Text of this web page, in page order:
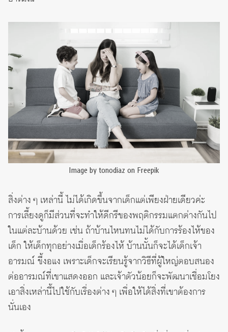
Image by tonodiaz on Freepik
สิ่งต่าง ๆ เหล่านี้ ไม่ได้เกิดขึ้นจากเด็กแต่เพียงฝ่ายเดียวค่ะ
การเลี้ยงดูก็มีส่วนที่จะทำให้ดีกรีของพฤติกรรมแตกต่างกันไป
ในแต่ละบ้านด้วย เช่น ถ้าบ้านไหนทนไม่ได้กับการร้องไห้ของ
เด็ก ให้เด็กทุกอย่างเมื่อเด็กร้องไห้ บ้านนั้นก็จะได้เด็กเจ้า
อารมณ์ ขี้งอแง เพราะเด็กจะเรียนรู้จากวิธีที่ผู้ใหญ่ตอบสนอง
ต่ออารมณ์ที่เขาแสดงออก และเจ้าตัวน้อยก็จะพัฒนาเชื่อมโยง
เอาสิ่งเหล่านี้ไปใช้กับเรื่องต่าง ๆ เพื่อให้ได้สิ่งที่เขาต้องการ
นั่นเอง